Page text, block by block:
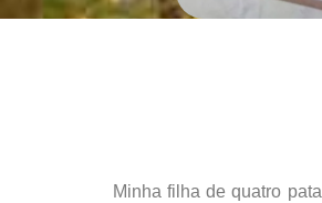
Minha filha de quatro